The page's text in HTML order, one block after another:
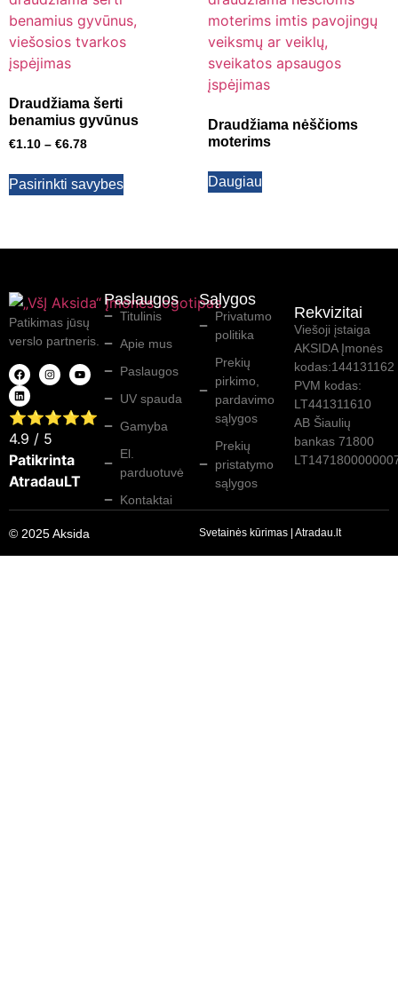
Draudžiama šerti
benamius gyvūnus
€1.10 – €6.78
Pasirinkti savybes
Draudžiama nėščioms
moterims
Daugiau
Patikimas jūsų
verslo partneris.
⭐⭐⭐⭐⭐
4.9 / 5
Patikrinta
AtradauLT
Paslaugos
Titulinis
Apie mus
Paslaugos
UV spauda
Gamyba
El.
parduotuvė
Kontaktai
Sąlygos
Privatumo
politika
Prekių
pirkimo,
pardavimo
sąlygos
Prekių
pristatymo
sąlygos
Rekvizitai
Viešoji įstaiga
AKSIDA Įmonės
kodas:144131162
PVM kodas:
LT441311610
AB Šiaulių
bankas 71800
© 2025 Aksida Svetainės kūrimas | Atradau.lt